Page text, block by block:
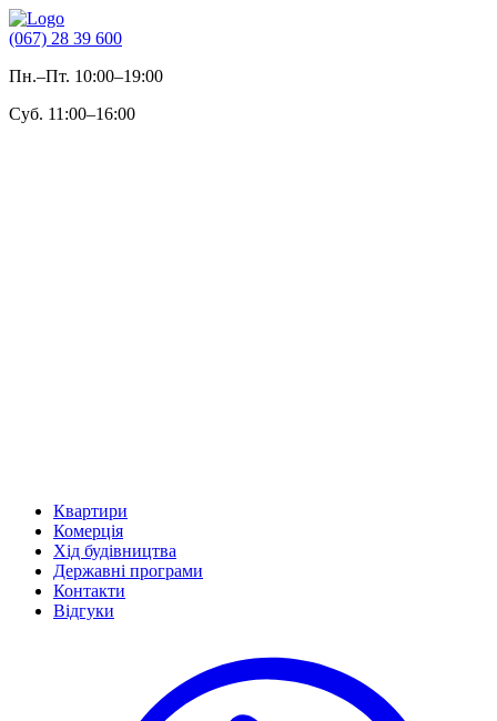
(067) 28 39 600
Пн.–Пт. 10:00–19:00
Суб. 11:00–16:00
Квартири
Комерція
Хід будівництва
Державні програми
Контакти
Відгуки